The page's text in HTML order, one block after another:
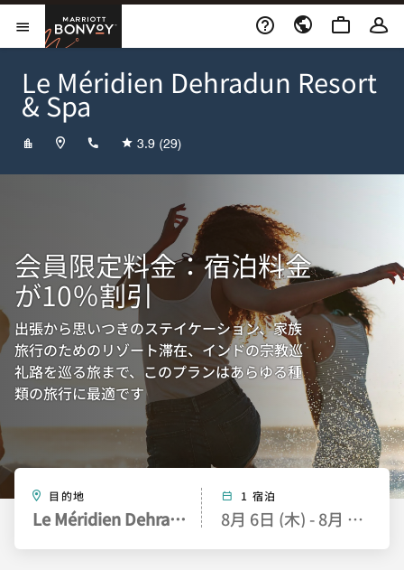
Skip to Content
メニューを開く
Marriott Bonvoy
Le Méridien Dehradun Resort
& Spa
+911352611500
3.9 (29)
会員限定料金：宿泊料金
が10％割引
出張から思いつきのステイケーション、家族
旅行のためのリゾート滞在、インドの宗教巡
礼路を巡る旅まで、このプランはあらゆる種
類の旅行に最適です
目的地
Le Méridien Dehradun Resort & Spa
1 宿泊
8月 6日 (木) - 8月 7日 (金)